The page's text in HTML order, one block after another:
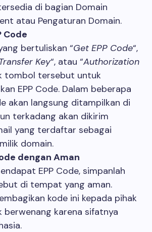
di bagian Domain
atau Pengaturan Domain.
Code
bertuliskan “Get EPP Code“,
Key“, atau “Authorization
tombol tersebut untuk
EPP Code. Dalam beberapa
akan langsung ditampilkan di
terkadang akan dikirim
yang terdaftar sebagai
domain.
dengan Aman
EPP Code, simpanlah
di tempat yang aman.
kode ini kepada pihak
berwenang karena sifatnya